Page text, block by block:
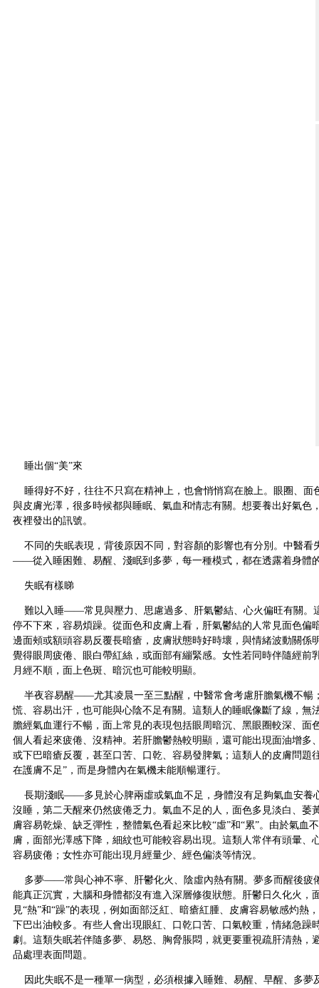
睡出個“美”來
睡得好不好，往往不只寫在精神上，也會悄悄寫在臉上。眼圈、面
與皮膚光澤，很多時候都與睡眠、氣血和情志有關。想要養出好氣色
夜裡發出的訊號。
不同的失眠表現，背後原因不同，對容顏的影響也有分別。中醫看
——從入睡困難、易醒、淺眠到多夢，每一種模式，都在透露着身體
失眠有樣睇
難以入睡——常見與壓力、思慮過多、肝氣鬱結、心火偏旺有關。
停不下來，容易煩躁。從面色和皮膚上看，肝氣鬱結的人常見面色偏
邊面頰或額頭容易反覆長暗瘡，皮膚狀態時好時壞，與情緒波動關係
覺得眼周疲倦、眼白帶紅絲，或面部有繃緊感。女性若同時伴隨經前
月經不順，面上色斑、暗沉也可能較明顯。
半夜容易醒——尤其凌晨一至三點醒，中醫常會考慮肝膽氣機不暢
慌、容易出汗，也可能與心陰不足有關。這類人的睡眠像斷了線，無
膽經氣血運行不暢，面上常見的表現包括眼周暗沉、黑眼圈較深、面
個人看起來疲倦、沒精神。若肝膽鬱熱較明顯，還可能出現面油增多
或下巴暗瘡反覆，甚至口苦、口乾、容易發脾氣；這類人的皮膚問題
在護膚不足”，而是身體內在氣機未能順暢運行。
長期淺眠——多見於心脾兩虛或氣血不足，身體沒有足夠氣血安養
沒睡，第二天醒來仍然疲倦乏力。氣血不足的人，面色多見淡白、萎
膚容易乾燥、缺乏彈性，整體氣色看起來比較“虛”和“累”。由於氣血
膚，面部光澤感下降，細紋也可能較容易出現。這類人常伴有頭暈、
容易疲倦；女性亦可能出現月經量少、經色偏淡等情況。
多夢——常與心神不寧、肝鬱化火、陰虛內熱有關。夢多而醒後疲
能真正沉實，大腦和身體都沒有進入深層修復狀態。肝鬱日久化火，
見“熱”和“躁”的表現，例如面部泛紅、暗瘡紅腫、皮膚容易敏感灼熱
下巴出油較多。有些人會出現眼紅、口乾口苦、口氣較重，情緒急躁
劇。這類失眠若伴隨多夢、易怒、胸脅脹悶，就更要重視疏肝清熱，
品處理表面問題。
因此失眠不是一種單一病型，必須根據入睡難、易醒、早醒、多夢